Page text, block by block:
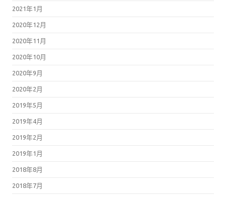
2021年1月
2020年12月
2020年11月
2020年10月
2020年9月
2020年2月
2019年5月
2019年4月
2019年2月
2019年1月
2018年8月
2018年7月